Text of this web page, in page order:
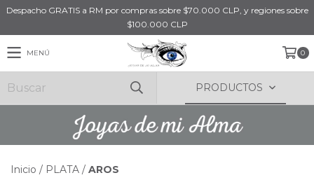
Despacho GRATIS a RM por compras sobre $70.000 CLP, y regiones sobre
$100.000 CLP
MENÚ 0
PRODUCTOS
Inicio / PLATA / AROS